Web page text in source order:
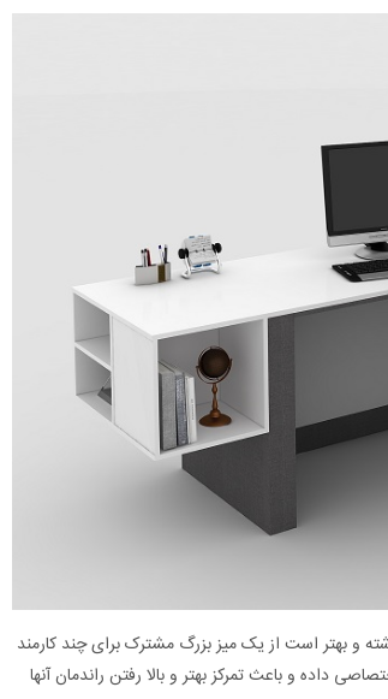
و بهتر است از یک میز بزرگ مشترک برای چند کارمند
داده و باعث تمرکز بهتر و بالا رفتن راندمان آنها